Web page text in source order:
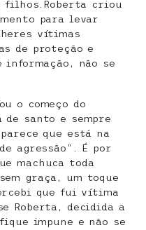
filhos.Roberta criou
para levar
vítimas
de proteção e
não se
o começo do
de santo e sempre
que está na
agressão”. É por
machuca toda
graça, um toque
que fui vítima
Roberta, decidida a
impune e não se